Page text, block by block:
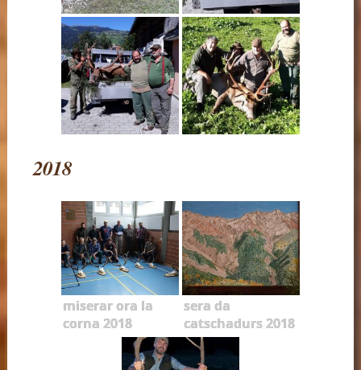
2018
miserar ora la
corna 2018
sera da
catschadurs 2018